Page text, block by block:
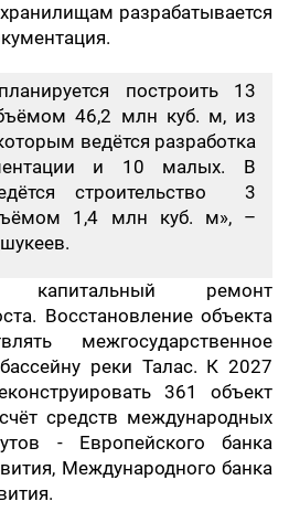
разрабатывается
построить 13
46,2 млн куб. м, из
ведётся разработка
и 10 малых. В
строительство 3
1,4 млн куб. м», –
ремонт
Восстановление объекта
межгосударственное
реки Талас. К 2027
361 объект
средств международных
- Европейского банка
Международного банка